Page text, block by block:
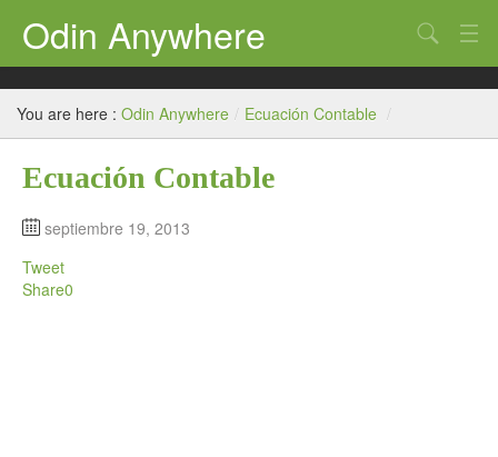
Odin Anywhere
T. Contable
Práctica
Simulador
Plan Contable
Contaone
Search
You are here : Odin Anywhere / Ecuación Contable /
Ecuación Contable
septiembre 19, 2013
Tweet
Share0